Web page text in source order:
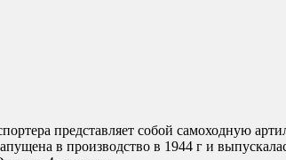
представляет собой самоходную
в производство в 1944 г и